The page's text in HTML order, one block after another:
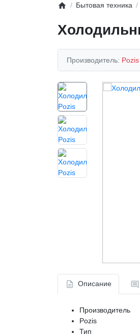
Бытовая техника
Производитель: Pozis
Описание
Производитель
Pozis
Тип